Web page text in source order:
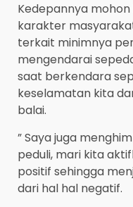
Kedepannya
karakter
terkait minimnya
mengendarai
saat berkendara
keselamatan kita
balai.
” Saya juga
peduli, mari kita
positif sehingga
dari hal hal negatif.